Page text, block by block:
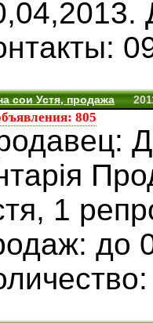
805
сои Устя, продажа
1
до